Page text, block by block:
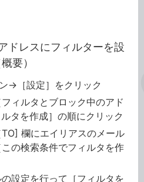
ドレスにフィルターを設
要）
→［設定］をクリック
フィルタとブロック中のアド
タを作成］の順にクリック
TO] 欄にエイリアスのメール
の検索条件でフィルタを作
設定を行って［フィルタを